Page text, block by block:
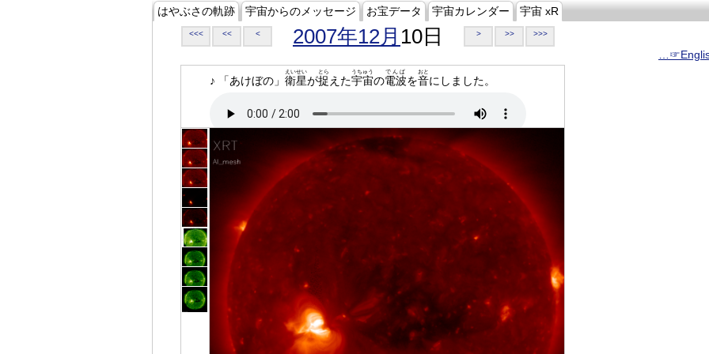
はやぶさの軌跡 宇宙からのメッセージ お宝データ 宇宙カレンダー 宇宙 xR
<<< << < 2007年12月 10日 > >> >>>
♪ 「あけぼの」 衛星
えいせい
が捉
とら
えた宇宙
うちゅう
の電波
でんぱ
を音
おと
にしました。